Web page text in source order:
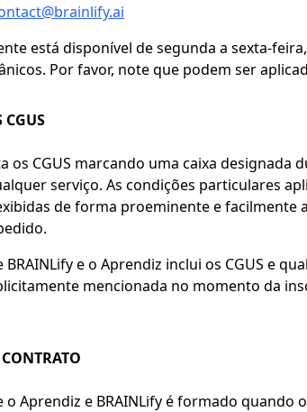
está disponível de segunda a sexta-
Por favor, note que podem ser
CGUS
os CGUS marcando uma caixa designada
serviço. As condições particulares
de forma proeminente e facilmente
e o Aprendiz inclui os CGUS e
mencionada no momento da
Aprendiz e BRAINLify é formado quando